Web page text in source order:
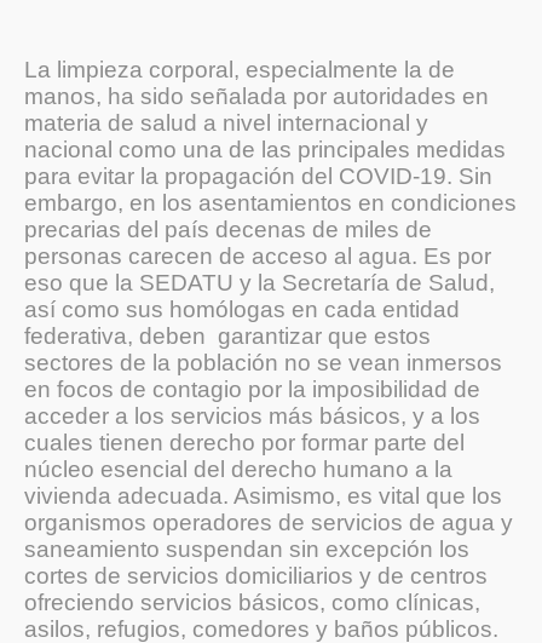
La limpieza corporal, especialmente la de
manos, ha sido señalada por autoridades en
materia de salud a nivel internacional y
nacional como una de las principales medidas
para evitar la propagación del COVID-19. Sin
embargo, en los asentamientos en condiciones
precarias del país decenas de miles de
personas carecen de acceso al agua. Es por
eso que la SEDATU y la Secretaría de Salud,
así como sus homólogas en cada entidad
federativa, deben garantizar que estos
sectores de la población no se vean inmersos
en focos de contagio por la imposibilidad de
acceder a los servicios más básicos, y a los
cuales tienen derecho por formar parte del
núcleo esencial del derecho humano a la
vivienda adecuada. Asimismo, es vital que los
organismos operadores de servicios de agua y
saneamiento suspendan sin excepción los
cortes de servicios domiciliarios y de centros
ofreciendo servicios básicos, como clínicas,
asilos, refugios, comedores y baños públicos.